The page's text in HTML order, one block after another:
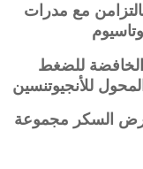
مع مدرات
الخافضة للضغط
للأنجيوتنسين
لمرض السكر مجموعة